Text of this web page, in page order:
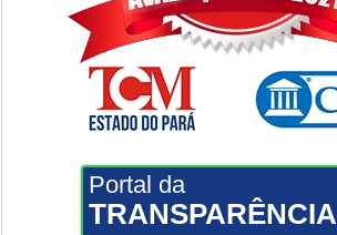
Portal da
TRANSPARÊNCIA